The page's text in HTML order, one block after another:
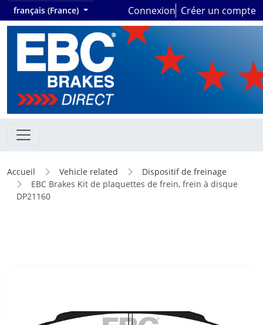
français (France) Connexion Créer un compte
Accueil Vehicle related
Dispositif de freinage
EBC Brakes Kit de plaquettes de frein, frein à disque
DP21160